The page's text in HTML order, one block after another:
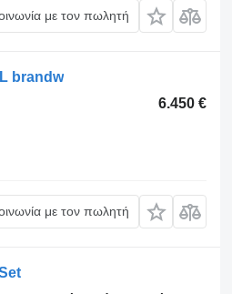
με τον πωλητή
brandw
6.450 €
με τον πωλητή